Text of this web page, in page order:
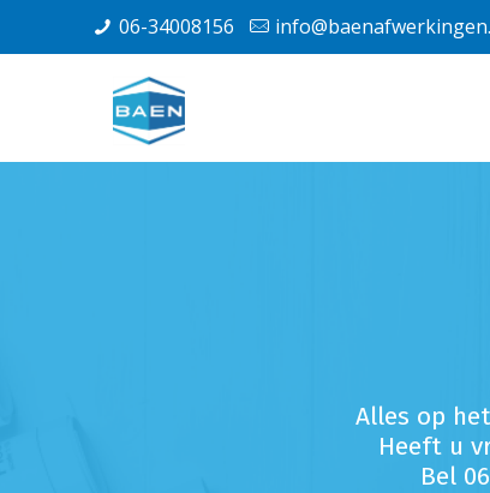
06-34008156
Alles op
Heeft u
Bel